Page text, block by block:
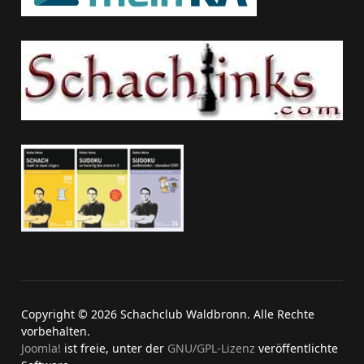
Copyright © 2026 Schachclub Waldbronn. Alle Rechte
vorbehalten.
Joomla! ist freie, unter der GNU/GPL-Lizenz veröffentlichte